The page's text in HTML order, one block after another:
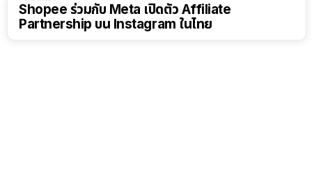
Shopee ร่วมกับ Meta เปิดตัว Affiliate
Partnership บน Instagram ในไทย